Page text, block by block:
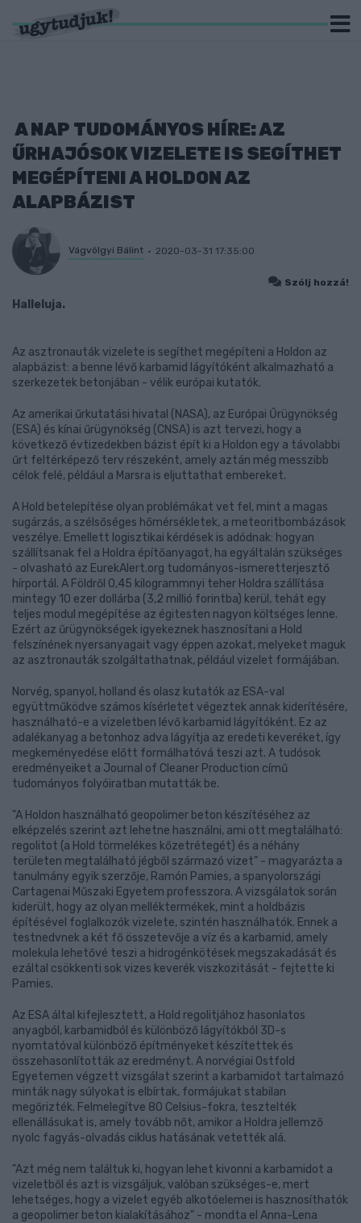
A NAP TUDOMÁNYOS HÍRE: AZ
ŰRHAJÓSOK VIZELETE IS SEGÍTHET
MEGÉPÍTENI A HOLDON AZ
ALAPBÁZIST
Vágvölgyi Bálint 2020-03-31 17:35:00
Szólj hozzá!
Halleluja.
Az asztronauták vizelete is segíthet megépíteni a Holdon az
alapbázist: a benne lévő karbamid lágyítóként alkalmazható a
szerkezetek betonjában - vélik európai kutatók.
Az amerikai űrkutatási hivatal (NASA), az Európai Űrügynökség
(ESA) és kínai űrügynökség (CNSA) is azt tervezi, hogy a
következő évtizedekben bázist épít ki a Holdon egy a távolabbi
űrt feltérképező terv részeként, amely aztán még messzibb
célok felé, például a Marsra is eljuttathat embereket.
A Hold betelepítése olyan problémákat vet fel, mint a magas
sugárzás, a szélsőséges hőmérsékletek, a meteoritbombázások
veszélye. Emellett logisztikai kérdések is adódnak: hogyan
szállítsanak fel a Holdra építőanyagot, ha egyáltalán szükséges
- olvasható az EurekAlert.org tudományos-ismeretterjesztő
hírportál. A Földről 0,45 kilogrammnyi teher Holdra szállítása
mintegy 10 ezer dollárba (3,2 millió forintba) kerül, tehát egy
teljes modul megépítése az égitesten nagyon költséges lenne.
Ezért az űrügynökségek igyekeznek hasznosítani a Hold
felszínének nyersanyagait vagy éppen azokat, melyeket maguk
az asztronauták szolgáltathatnak, például vizelet formájában.
Norvég, spanyol, holland és olasz kutatók az ESA-val
együttműködve számos kísérletet végeztek annak kiderítésére,
használható-e a vizeletben lévő karbamid lágyítóként. Ez az
adalékanyag a betonhoz adva lágyítja az eredeti keveréket, így
megkeményedése előtt formálhatóvá teszi azt. A tudósok
eredményeiket a Journal of Cleaner Production című
tudományos folyóiratban mutatták be.
"A Holdon használható geopolimer beton készítéséhez az
elképzelés szerint azt lehetne használni, ami ott megtalálható:
regolitot (a Hold törmelékes kőzetrétegét) és a néhány
területen megtalálható jégből származó vizet" - magyarázta a
tanulmány egyik szerzője, Ramón Pamies, a spanyolországi
Cartagenai Műszaki Egyetem professzora. A vizsgálatok során
kiderült, hogy az olyan melléktermékek, mint a holdbázis
építésével foglalkozók vizelete, szintén használhatók. Ennek a
testnedvnek a két fő összetevője a víz és a karbamid, amely
molekula lehetővé teszi a hidrogénkötések megszakadását és
ezáltal csökkenti sok vizes keverék viszkozitását - fejtette ki
Pamies.
Az ESA által kifejlesztett, a Hold regolitjához hasonlatos
anyagból, karbamidból és különböző lágyítókból 3D-s
nyomtatóval különböző építményeket készítettek és
összehasonlították az eredményt. A norvégiai Ostfold
Egyetemen végzett vizsgálat szerint a karbamidot tartalmazó
minták nagy súlyokat is elbírtak, formájukat stabilan
megőrizték. Felmelegítve 80 Celsius-fokra, tesztelték
ellenállásukat is, amely tovább nőt, amikor a Holdra jellemző
nyolc fagyás-olvadás ciklus hatásának vetették alá.
"Azt még nem találtuk ki, hogyan lehet kivonni a karbamidot a
vizeletből és azt is vizsgáljuk, valóban szükséges-e, mert
lehetséges, hogy a vizelet egyéb alkotóelemei is hasznosíthatók
a geopolimer beton kialakításához" - mondta el Anna-Lena